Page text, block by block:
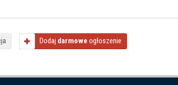
Dodaj darmowe ogłoszenie